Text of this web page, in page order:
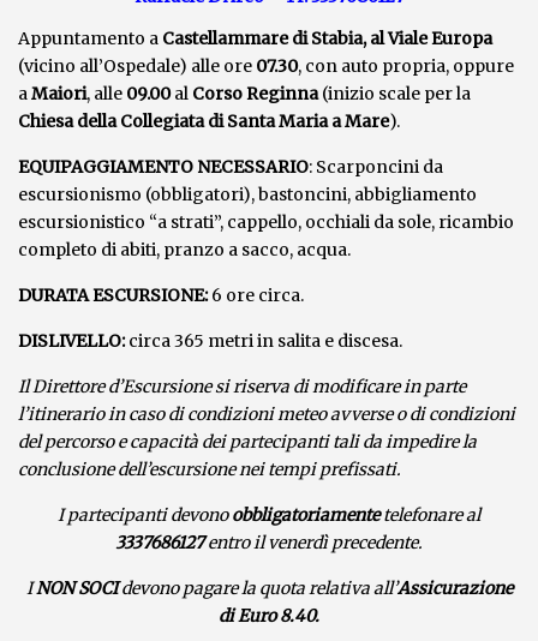
Appuntamento a Castellammare di Stabia, al Viale Europa
(vicino all’Ospedale) alle ore 07.30, con auto propria, oppure
a Maiori, alle 09.00al Corso Reginna(inizio scale per la
Chiesa della Collegiata di Santa Maria a Mare).
EQUIPAGGIAMENTO NECESSARIO: Scarponcini da
escursionismo (obbligatori), bastoncini, abbigliamento
escursionistico “a strati”, cappello, occhiali da sole, ricambio
completo di abiti, pranzo a sacco, acqua.
DURATA ESCURSIONE:6 ore circa.
DISLIVELLO:circa 365 metri in salita e discesa.
Il Direttore d’Escursione si riserva di modificare in parte
l’itinerario in caso di condizioni meteo avverse o di condizioni
del percorso e capacità dei partecipanti tali da impedire la
conclusione dell’escursione nei tempi prefissati.
I partecipanti devonoobbligatoriamentetelefonare al
3337686127entro il venerdì precedente.
INON SOCIdevono pagare la quota relativa all’Assicurazione
di Euro 8.40.